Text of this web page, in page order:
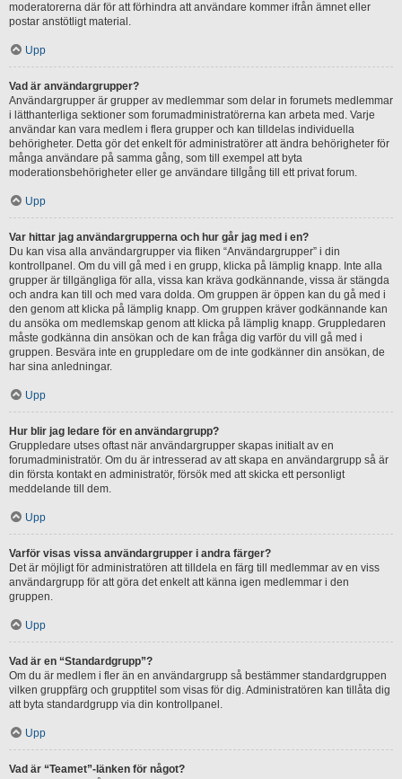
moderatorerna där för att förhindra att användare kommer ifrån ämnet eller
postar anstötligt material.
Upp
Vad är användargrupper?
Användargrupper är grupper av medlemmar som delar in forumets medlemmar
i lätthanterliga sektioner som forumadministratörerna kan arbeta med. Varje
användar kan vara medlem i flera grupper och kan tilldelas individuella
behörigheter. Detta gör det enkelt för administratörer att ändra behörigheter för
många användare på samma gång, som till exempel att byta
moderationsbehörigheter eller ge användare tillgång till ett privat forum.
Upp
Var hittar jag användargrupperna och hur går jag med i en?
Du kan visa alla användargrupper via fliken “Användargrupper” i din
kontrollpanel. Om du vill gå med i en grupp, klicka på lämplig knapp. Inte alla
grupper är tillgängliga för alla, vissa kan kräva godkännande, vissa är stängda
och andra kan till och med vara dolda. Om gruppen är öppen kan du gå med i
den genom att klicka på lämplig knapp. Om gruppen kräver godkännande kan
du ansöka om medlemskap genom att klicka på lämplig knapp. Gruppledaren
måste godkänna din ansökan och de kan fråga dig varför du vill gå med i
gruppen. Besvära inte en gruppledare om de inte godkänner din ansökan, de
har sina anledningar.
Upp
Hur blir jag ledare för en användargrupp?
Gruppledare utses oftast när användargrupper skapas initialt av en
forumadministratör. Om du är intresserad av att skapa en användargrupp så är
din första kontakt en administratör, försök med att skicka ett personligt
meddelande till dem.
Upp
Varför visas vissa användargrupper i andra färger?
Det är möjligt för administratören att tilldela en färg till medlemmar av en viss
användargrupp för att göra det enkelt att känna igen medlemmar i den
gruppen.
Upp
Vad är en “Standardgrupp”?
Om du är medlem i fler än en användargrupp så bestämmer standardgruppen
vilken gruppfärg och grupptitel som visas för dig. Administratören kan tillåta dig
att byta standardgrupp via din kontrollpanel.
Upp
Vad är “Teamet”-länken för något?